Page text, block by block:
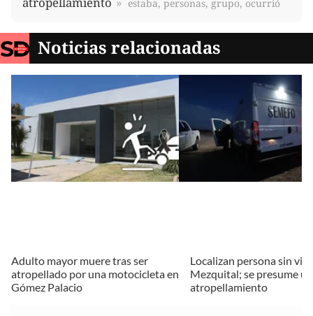
estaba, personas, grupo, ocurrió
Noticias relacionadas
Adulto mayor muere tras ser
atropellado por una motocicleta en
Gómez Palacio
Localizan persona sin
Mezquital; se presume un
atropellamiento